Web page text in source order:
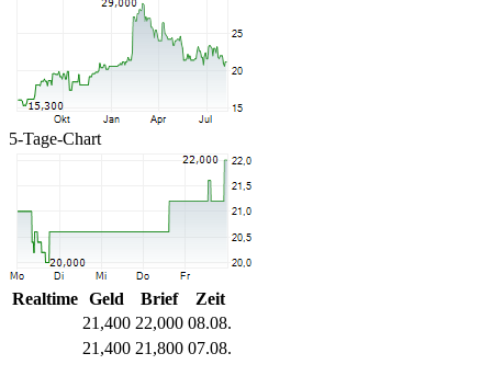
5-Tage-Chart
Realtime Geld Brief
Zeit
21,400 22,000 08.08.
21,400 21,800 07.08.